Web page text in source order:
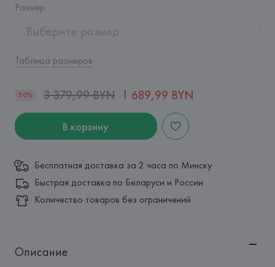
Размер:
Выберите размер
Таблица размеров
50% 3 379,99 BYN 1 689,99 BYN
В корзину
Бесплатная доставка за 2 часа по Минску
Быстрая доставка по Беларуси и России
Количество товаров без ограничений
Описание